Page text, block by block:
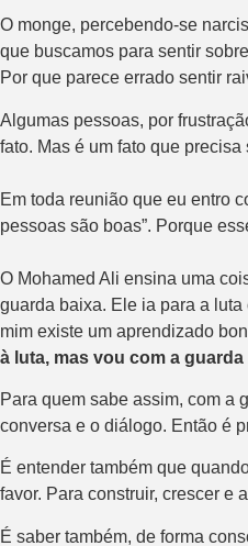
O monge, percebendo-se
que buscamos para sentir
Por que parece errado sentir
Algumas pessoas, por
fato. Mas é um fato que
Em toda reunião que eu entro
pessoas são boas”. Porque
O Mohamed Ali ensina uma
guarda baixa. Ele ia para a
mim existe um aprendizado
à luta, mas vou com a
Para quem sabe assim, com a
conversa e o diálogo. Então é
É entender também que
favor. Para construir, crescer e
É saber também, de forma